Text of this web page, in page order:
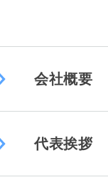
会社概要
代表挨拶